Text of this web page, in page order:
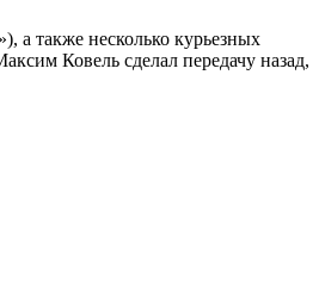
а также несколько курьезных
Ковель сделал передачу назад,